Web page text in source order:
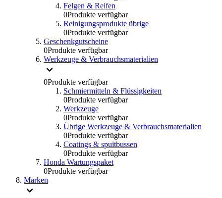
Felgen & Reifen
0Produkte verfügbar
Reinigungsprodukte übrige
0Produkte verfügbar
Geschenkgutscheine
0Produkte verfügbar
Werkzeuge & Verbrauchsmaterialien
0Produkte verfügbar
Schmiermitteln & Flüssigkeiten
0Produkte verfügbar
Werkzeuge
0Produkte verfügbar
Übrige Werkzeuge & Verbrauchsmaterialien
0Produkte verfügbar
Coatings & spuitbussen
0Produkte verfügbar
Honda Wartungspaket
0Produkte verfügbar
Marken